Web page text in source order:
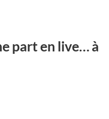
part en live… à